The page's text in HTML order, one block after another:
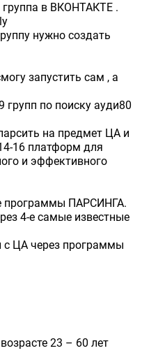
группа в ВКОНТАКТЕ .
нужно создать
запустить сам , а
групп по поиску ауди80
на предмет ЦА и
16 платформ для
и эффективного
программы ПАРСИНГА.
4-е самые известные
с ЦА через программы
23 – 60 лет